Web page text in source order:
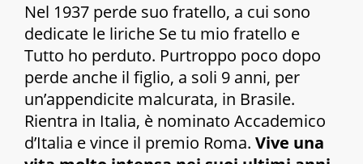
Nel 1937 perde suo fratello, a cui sono
dedicate le liriche Se tu mio fratello e
Tutto ho perduto. Purtroppo poco dopo
perde anche il figlio, a soli 9 anni, per
un’appendicite malcurata, in Brasile.
Rientra in Italia, è nominato Accademico
d’Italia e vince il premio Roma. Vive una